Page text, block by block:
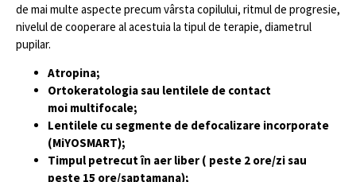
de mai multe aspecte precum vârsta copilului, ritmul de progresie,
nivelul de cooperare al acestuia la tipul de terapie, diametrul
pupilar.
Atropina;
Ortokeratologiasau lentilele de contact
moi multifocale;
Lentilele cu segmente de defocalizare incorporate
(MiYOSMART);
Timpul petrecutîn aer liber ( peste 2 ore/zisau
peste 15 ore/saptamana);